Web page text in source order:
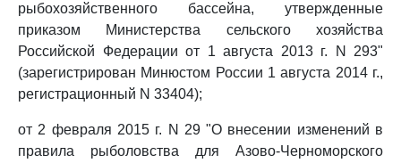
рыбохозяйственного бассейна, утвержденные
приказом Министерства сельского хозяйства
Российской Федерации от 1 августа 2013 г. N 293"
(зарегистрирован Минюстом России 1 августа 2014 г.,
регистрационный N 33404);
от 2 февраля 2015 г. N 29 "О внесении изменений в
правила рыболовства для Азово-Черноморского